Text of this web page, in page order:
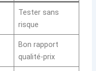
Tester sans
risque
Bon rapport
qualité-prix